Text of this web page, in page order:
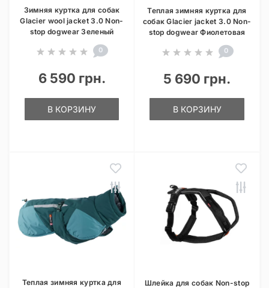
Зимняя куртка для собак
Glacier wool jacket 3.0 Non-
stop dogwear Зеленый
0
6 590 грн.
В КОРЗИНУ
Теплая зимняя куртка для
собак Glacier jacket 3.0 Non-
stop dogwear Фиолетовая
0
5 690 грн.
В КОРЗИНУ
Теплая зимняя куртка для
Шлейка для собак Non-stop